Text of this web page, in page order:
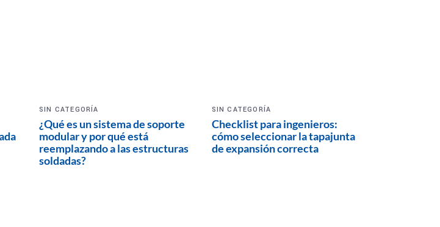
SIN CATEGORÍA
¿Qué es un sistema de soporte
modular y por qué está
reemplazando a las estructuras
soldadas?
SIN CATEGORÍA
Checklist para ingenieros:
cómo seleccionar la tapajunta
de expansión correcta